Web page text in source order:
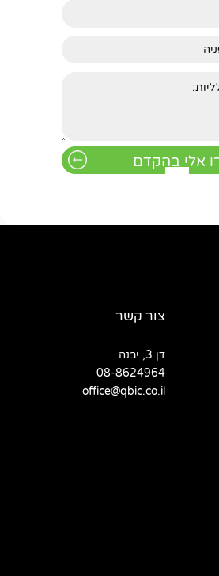
צור קשר
דן 3, יבנה
08-8624964
office@qbic.co.il